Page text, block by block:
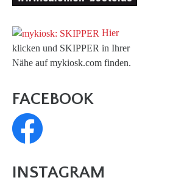
Hier
klicken und SKIPPER in Ihrer
Nähe auf mykiosk.com finden.
FACEBOOK
INSTAGRAM